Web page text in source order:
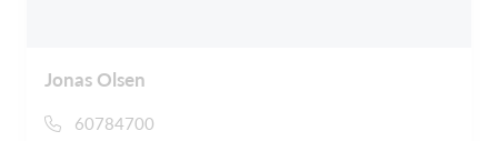
Jonas Olsen
60784700